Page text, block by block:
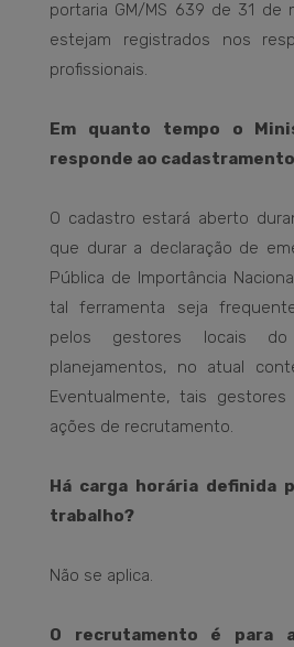
portaria GM/MS 639 de 31 de
estejam registrados nos
profissionais.
Em quanto tempo o
responde ao
O cadastro estará aberto
que durar a declaração de
Pública de Importância
tal ferramenta seja
pelos gestores locais
planejamentos, no atual
Eventualmente, tais
ações de recrutamento.
Há carga horária definida
trabalho?
Não se aplica.
O recrutamento é para